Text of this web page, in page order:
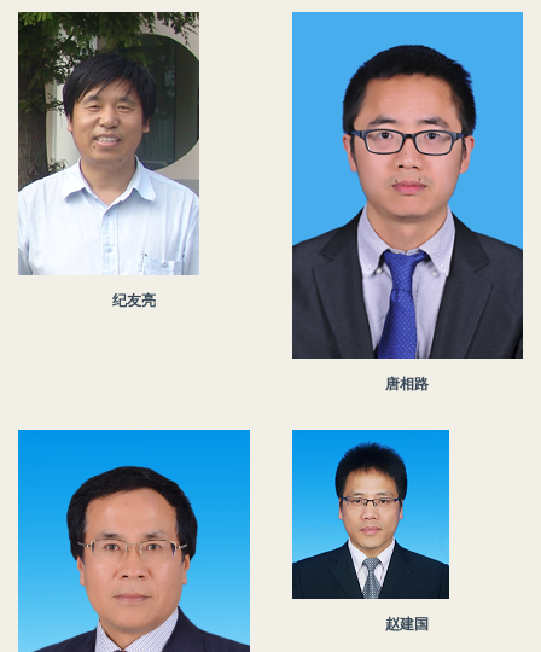
纪友亮
唐相路
赵建国